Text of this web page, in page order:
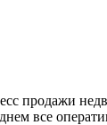
продажи
все